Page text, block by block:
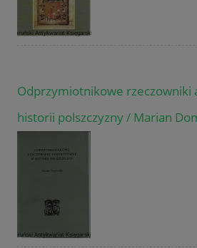
Odprzymiotnikowe rzeczowniki
historii polszczyzny / Marian